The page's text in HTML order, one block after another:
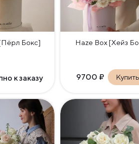
Бокс]
к заказу
Haze Box [Хейз
9700 ₽ Купить